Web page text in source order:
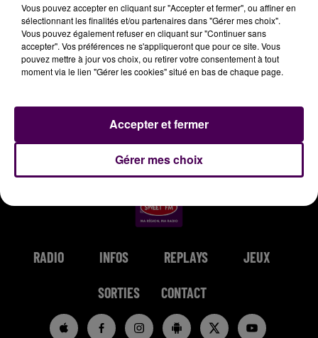
6h14
6h14 6h10
6h10
T'aime, Je
6h06
6h06
RADIO INFOS REPLAYS JEUX
SORTIES CONTACT
Vous pouvez accepter en cliquant sur "Accepter et fermer", ou affiner en
sélectionnant les finalités et/ou partenaires dans "Gérer mes choix".
Vous pouvez également refuser en cliquant sur "Continuer sans
accepter". Vos préférences ne s'appliqueront que pour ce site. Vous
pouvez mettre à jour vos choix, ou retirer votre consentement à tout
moment via le lien "Gérer les cookies" situé en bas de chaque page.
Gérer mes choix
Accepter et fermer